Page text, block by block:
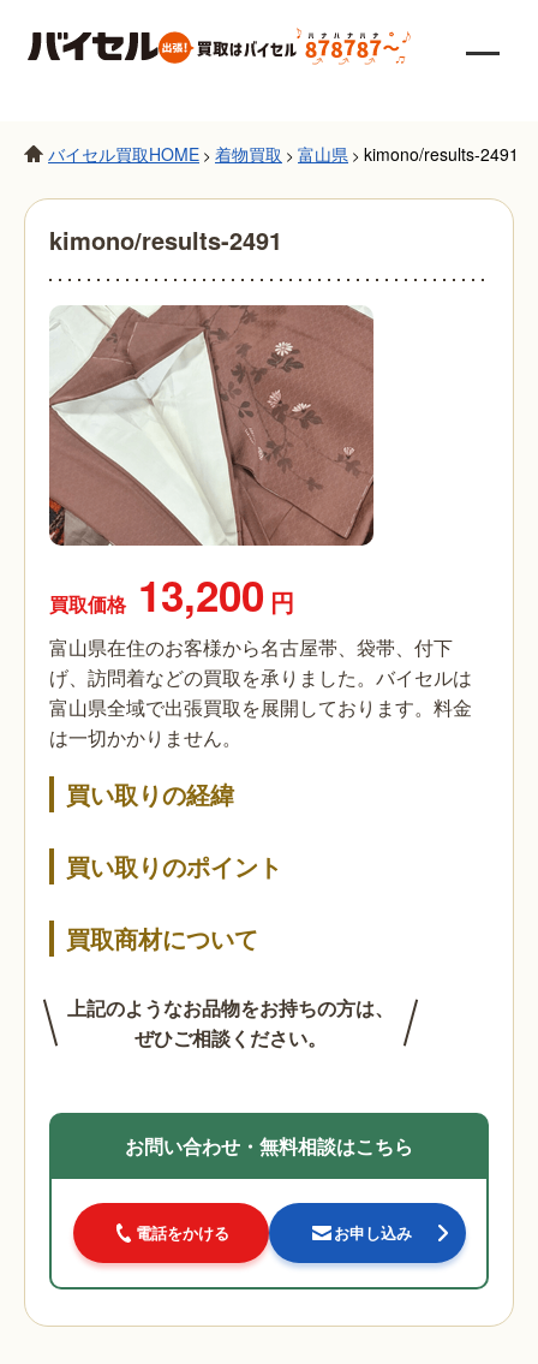
バイセル買取HOME > 着物買取 > 富山県 > kimono/results-2491
kimono/results-2491
買取価格 13,200 円
富山県在住のお客様から名古屋帯、袋帯、付下
げ、訪問着などの買取を承りました。バイセルは
富山県全域で出張買取を展開しております。料金
は一切かかりません。
買い取りの経緯
買い取りのポイント
買取商材について
上記のようなお品物をお持ちの方は、
ぜひご相談ください。
お問い合わせ・無料相談はこちら
電話をかける お申し込み